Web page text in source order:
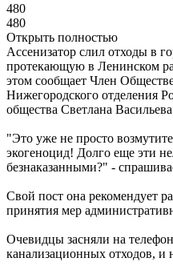
480
480
Открыть полностью
Ассенизатор слил отходы в
протекающую в Ленинском
этом сообщает Член
Нижегородского отделения
общества Светлана
"Это уже не просто
экогеноцид! Долго еще эти
безнаказанными?" -
Свой пост она рекомендует
принятия мер
Очевидцы засняли на
канализационных отходов,